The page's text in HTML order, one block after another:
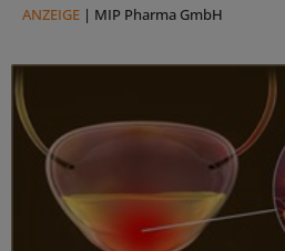
ANZEIGE | MIP Pharma GmbH